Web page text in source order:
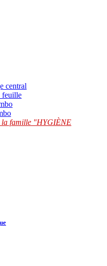
central
feuille
la famille "HYGIÈNE